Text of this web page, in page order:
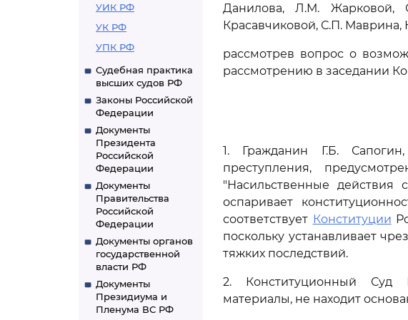
УИК РФ
УК РФ
УПК РФ
Судебная практика
высших судов РФ
Законы Российской
Федерации
Документы
Президента
Российской
Федерации
Документы
Правительства
Российской
Федерации
Документы органов
государственной
власти РФ
Документы
Президиума и
Пленума ВС РФ
Данилова, Л.М. Жарковой,
Красавчиковой, С.П.
рассмотрев вопрос о
рассмотрению в заседании
1. Гражданин Г.Б.
преступления,
"Насильственные действия
оспаривает
соответствует Конституции
поскольку устанавливает
тяжких последствий.
2. Конституционный Суд
материалы, не находит